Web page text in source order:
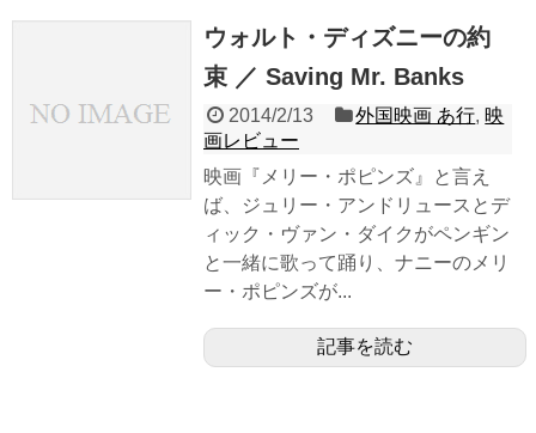
ウォルト・ディズニーの約
束 ／ Saving Mr. Banks
2014/2/13 外国映画 あ行, 映
画レビュー
映画『メリー・ポピンズ』と言え
ば、ジュリー・アンドリュースとデ
ィック・ヴァン・ダイクがペンギン
と一緒に歌って踊り、ナニーのメリ
ー・ポピンズが...
記事を読む